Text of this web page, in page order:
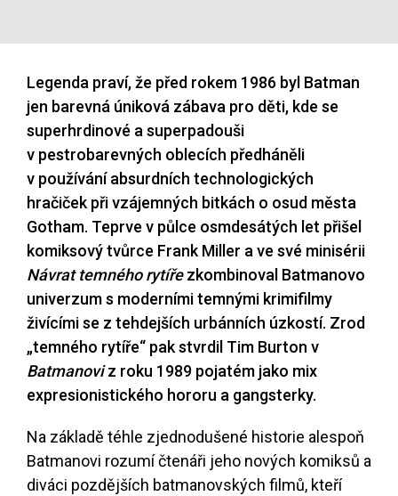
Legenda praví, že před rokem 1986 byl Batman
jen barevná úniková zábava pro děti, kde se
superhrdinové a superpadouši
v pestrobarevných oblecích předháněli
v používání absurdních technologických
hračiček při vzájemných bitkách o osud města
Gotham. Teprve v půlce osmdesátých let přišel
komiksový tvůrce Frank Miller a ve své minisérii
Návrat temného rytířezkombinoval Batmanovo
univerzum s moderními temnými krimifilmy
živícími se z tehdejších urbánních úzkostí. Zrod
„temného rytíře“ pak stvrdil Tim Burton v
Batmanoviz roku 1989 pojatém jako mix
expresionistického hororu a gangsterky.
Na základě téhle zjednodušené historie alespoň
Batmanovi rozumí čtenáři jeho nových komiksů a
diváci pozdějších batmanovských filmů, kteří